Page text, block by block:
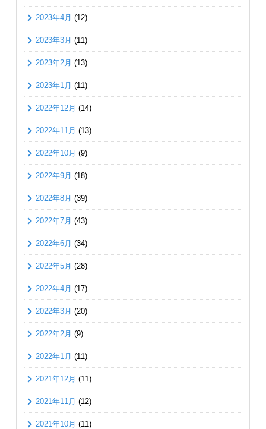
2023年4月 (12)
2023年3月 (11)
2023年2月 (13)
2023年1月 (11)
2022年12月 (14)
2022年11月 (13)
2022年10月 (9)
2022年9月 (18)
2022年8月 (39)
2022年7月 (43)
2022年6月 (34)
2022年5月 (28)
2022年4月 (17)
2022年3月 (20)
2022年2月 (9)
2022年1月 (11)
2021年12月 (11)
2021年11月 (12)
2021年10月 (11)